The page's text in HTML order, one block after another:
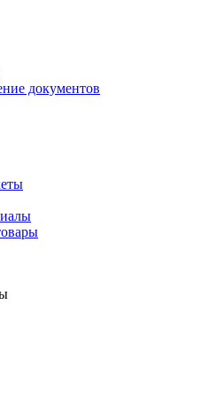
документов